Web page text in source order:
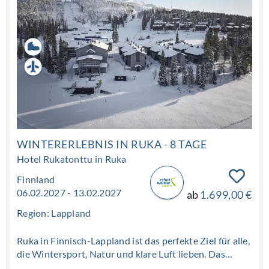
WINTERERLEBNIS IN RUKA - 8 TAGE
Hotel Rukatonttu in Ruka
Finnland
06.02.2027 - 13.02.2027
Region: Lappland
ab 1.699,00 €
Ruka in Finnisch-Lappland ist das perfekte Ziel für alle,
die Wintersport, Natur und klare Luft lieben. Das